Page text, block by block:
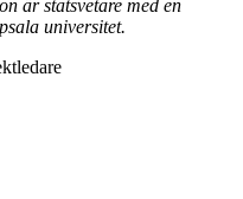
är statsvetare med en
universitet.